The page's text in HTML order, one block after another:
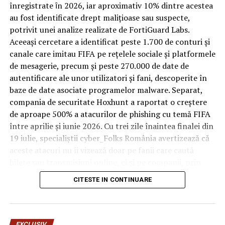
trece printr-un ciclu de utilizare intensă: oaspeți diferiți,
bagaje trase pe roți, curățenie zilnică, uneori mai multe
rezervări consecutive în aceeași săptămână. Această
frecvență ridicată de utilizare pune presiune reală pe
orice suprafață, iar pardoseala este printre primele
elemente afectate vizibil, mai ales în zona din jurul
patului și a ușii de acces.
În etapa de renovare sau construcție, administratorii
care iau în calcul mocheta trafic intens
pentru zonele
cu rotație mare reduc riscul de uzură prematură și de
decolorare vizibilă în punctele de trecere frecventă. Este
o decizie care ține mai puțin de stil și mai mult de
după primele sezoane de utilizare intensă.
amintire pentru motivele
înregistrate ȋn 2026, iar aproximativ 10% dintre acestea
au fost identificate drept malițioase sau suspecte,
potrivit unei analize realizate de FortiGuard Labs.
Aceeași cercetare a identificat peste 1.700 de conturi și
canale care imitau FIFA pe rețelele sociale și platformele
de mesagerie, precum și peste 270.000 de date de
autentificare ale unor utilizatori și fani, descoperite în
baze de date asociate programelor malware. Separat,
compania de securitate Hoxhunt a raportat o creștere
de aproape 500% a atacurilor de phishing cu temă FIFA
între aprilie și iunie 2026. Cu trei zile înaintea finalei din
19 iulie, specialiștii cyber_Folks România avertizează că
conturile, dispozitivele și infrastructura digitală
utilizate de angajați.
paralelă a fraudei, dar dimensiunea din acest an este
CITESTE IN CONTINUARE